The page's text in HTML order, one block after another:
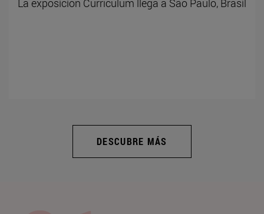
La exposición Currículum llega a São Paulo, Brasil
DESCUBRE MÁS